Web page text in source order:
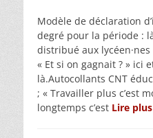
Modèle de déclaration
degré pour la période :
distribué aux
« Et si on gagnait ? » ici
là.Autocollants CNT
; « Travailler plus c’est
longtemps c’est Lire